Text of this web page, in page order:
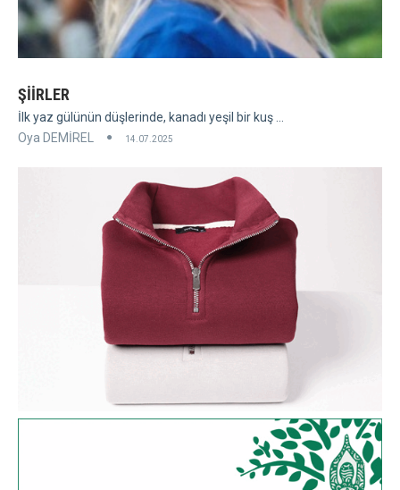
ŞİİRLER
İlk yaz gülünün düşlerinde, kanadı yeşil bir kuş ...
Oya DEMİREL
14.07.2025